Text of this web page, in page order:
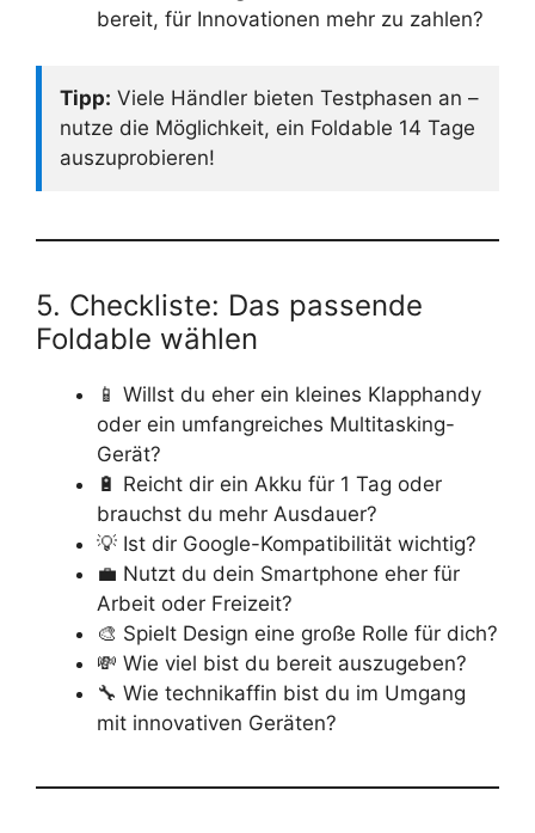
bereit, für Innovationen mehr zu zahlen?
Tipp: Viele Händler bieten Testphasen an –
nutze die Möglichkeit, ein Foldable 14 Tage
auszuprobieren!
5. Checkliste: Das passende
Foldable wählen
📱 Willst du eher ein kleines Klapphandy
oder ein umfangreiches Multitasking-
Gerät?
🔋 Reicht dir ein Akku für 1 Tag oder
brauchst du mehr Ausdauer?
💡 Ist dir Google-Kompatibilität wichtig?
💼 Nutzt du dein Smartphone eher für
Arbeit oder Freizeit?
🎨 Spielt Design eine große Rolle für dich?
💸 Wie viel bist du bereit auszugeben?
🔧 Wie technikaffin bist du im Umgang
mit innovativen Geräten?